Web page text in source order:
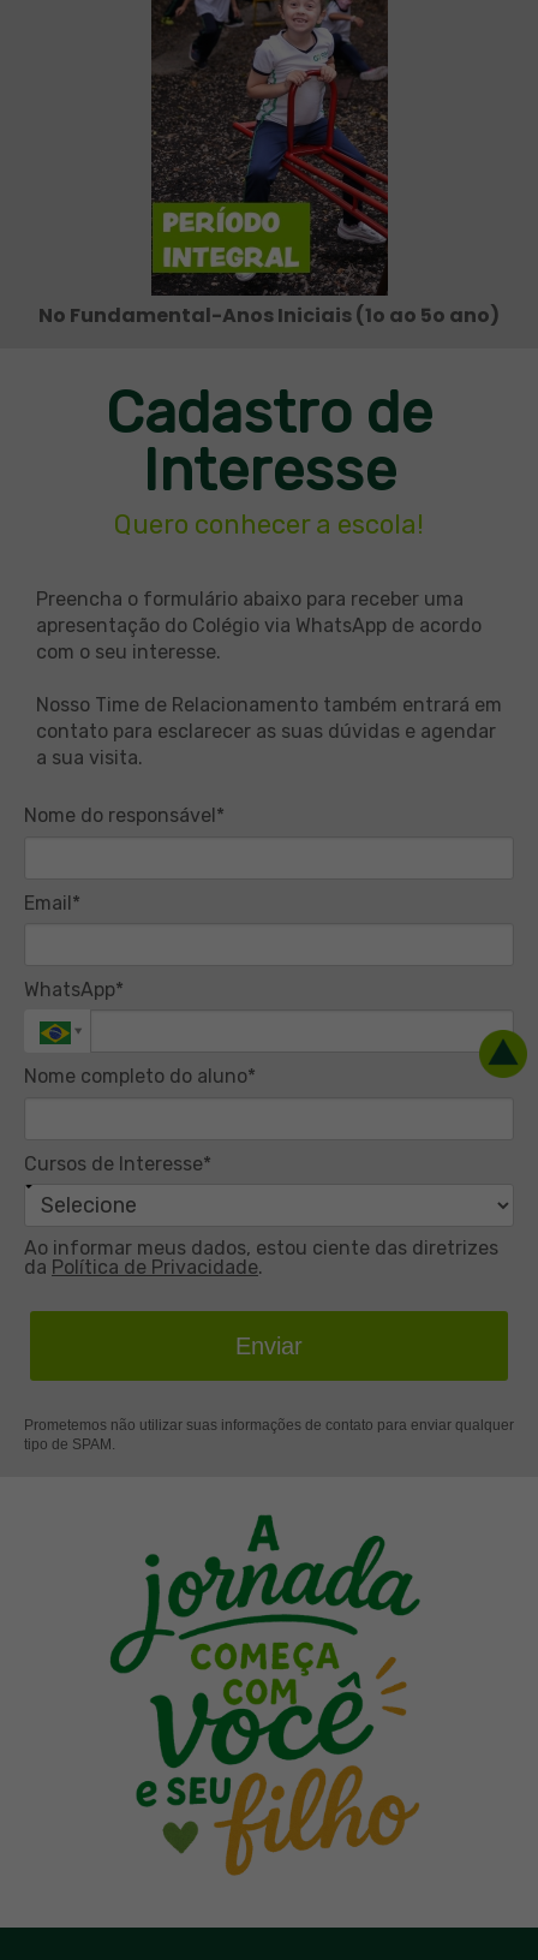
No Fundamental-Anos Iniciais (1o ao 5o ano)
Cadastro de
Interesse
Quero conhecer a escola!
Preencha o formulário abaixo para receber uma
apresentação do Colégio via WhatsApp de acordo
com o seu interesse.
Nosso Time de Relacionamento também entrará em
contato para esclarecer as suas dúvidas e agendar
a sua visita.
Nome do responsável*
Email*
WhatsApp*
Nome completo do aluno*
Cursos de Interesse*
Ao informar meus dados, estou ciente das diretrizes
da Política de Privacidade.
Enviar
Prometemos não utilizar suas informações de contato para enviar qualquer
tipo de SPAM.